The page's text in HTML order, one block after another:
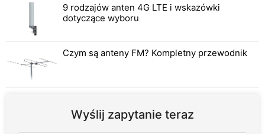
9 rodzajów anten 4G LTE i wskazówki
dotyczące wyboru
Czym są anteny FM? Kompletny przewodnik
Wyślij zapytanie teraz